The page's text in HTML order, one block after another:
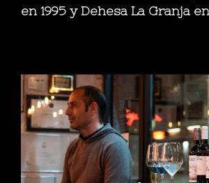
en 1995 y Dehesa La Granja